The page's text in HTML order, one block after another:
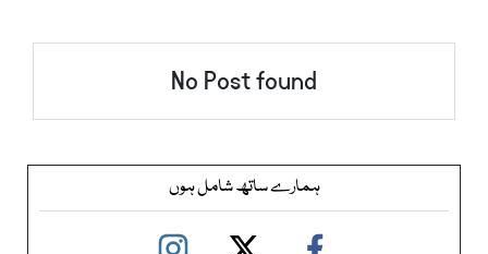
No Post found
ہمارے ساتھ شامل ہوں